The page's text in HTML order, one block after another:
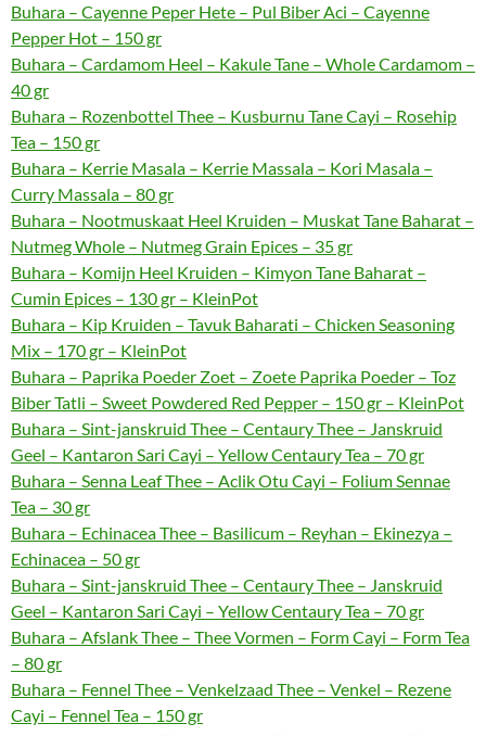
Buhara – Cayenne Peper Hete – Pul Biber Aci – Cayenne
Pepper Hot – 150 gr
Buhara – Cardamom Heel – Kakule Tane – Whole Cardamom –
40 gr
Buhara – Rozenbottel Thee – Kusburnu Tane Cayi – Rosehip
Tea – 150 gr
Buhara – Kerrie Masala – Kerrie Massala – Kori Masala –
Curry Massala – 80 gr
Buhara – Nootmuskaat Heel Kruiden – Muskat Tane Baharat –
Nutmeg Whole – Nutmeg Grain Epices – 35 gr
Buhara – Komijn Heel Kruiden – Kimyon Tane Baharat –
Cumin Epices – 130 gr – KleinPot
Buhara – Kip Kruiden – Tavuk Baharati – Chicken Seasoning
Mix – 170 gr – KleinPot
Buhara – Paprika Poeder Zoet – Zoete Paprika Poeder – Toz
Biber Tatli – Sweet Powdered Red Pepper – 150 gr – KleinPot
Buhara – Sint-janskruid Thee – Centaury Thee – Janskruid
Geel – Kantaron Sari Cayi – Yellow Centaury Tea – 70 gr
Buhara – Senna Leaf Thee – Aclik Otu Cayi – Folium Sennae
Tea – 30 gr
Buhara – Echinacea Thee – Basilicum – Reyhan – Ekinezya –
Echinacea – 50 gr
Buhara – Sint-janskruid Thee – Centaury Thee – Janskruid
Geel – Kantaron Sari Cayi – Yellow Centaury Tea – 70 gr
Buhara – Afslank Thee – Thee Vormen – Form Cayi – Form Tea
– 80 gr
Buhara – Fennel Thee – Venkelzaad Thee – Venkel – Rezene
Cayi – Fennel Tea – 150 gr